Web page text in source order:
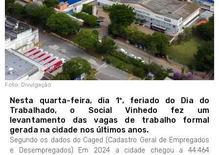
Foto: Divulgação
Nesta quarta-feira, dia 1º, feriado do Dia do
Trabalhado, o Social Vinhedo fez um
levantamento das vagas de trabalho formal
gerada na cidade nos últimos anos.
Segundo os dados do Caged (Cadastro Geral de Empregados
e Desempregados) Em 2024 a cidade chegou a 44.464